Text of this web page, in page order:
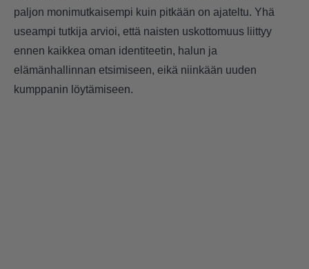
paljon monimutkaisempi kuin pitkään on ajateltu. Yhä
useampi tutkija arvioi, että naisten uskottomuus liittyy
ennen kaikkea oman identiteetin, halun ja
elämänhallinnan etsimiseen, eikä niinkään uuden
kumppanin löytämiseen.